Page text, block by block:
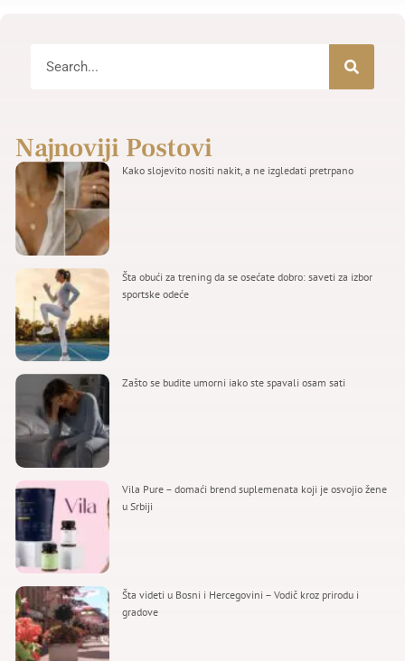
Najnoviji Postovi
Kako slojevito nositi nakit, a ne izgledati pretrpano
Šta obući za trening da se osećate dobro: saveti za izbor
sportske odeće
Zašto se budite umorni iako ste spavali osam sati
Vila Pure – domaći brend suplemenata koji je osvojio žene
u Srbiji
Šta videti u Bosni i Hercegovini – Vodič kroz prirodu i
gradove